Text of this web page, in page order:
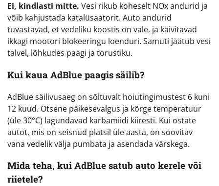
Ei, kindlasti mitte. Vesi rikub koheselt NOx andurid ja
võib kahjustada katalüsaatorit. Auto andurid
tuvastavad, et vedeliku koostis on vale, ja käivitavad
ikkagi mootori blokeeringu loenduri. Samuti jäätub vesi
talvel, lõhkudes paagi ja torustiku.
Kui kaua AdBlue paagis säilib?
AdBlue säilivusaeg on sõltuvalt hoiutingimustest 6 kuni
12 kuud. Otsene päikesevalgus ja kõrge temperatuur
(üle 30°C) lagundavad karbamiidi kiiresti. Kui ostate
autot, mis on seisnud platsil üle aasta, on soovitav
vana vedelik välja pumbata ja asendada värskega.
Mida teha, kui AdBlue satub auto kerele või
riietele?